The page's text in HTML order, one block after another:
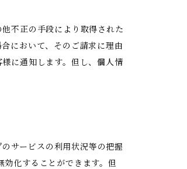
不正の手段により取得された
において、そのご請求に理由
に通知します。但し、個人情
サービスの利用状況等の把握
化することができます。但